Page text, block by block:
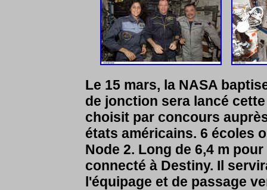
Le 15 mars, la NASA
de jonction sera lancé
choisit par concours
états américains. 6 écoles
Node 2. Long de 6,4 m
connecté à Destiny. Il
l'équipage et de passage